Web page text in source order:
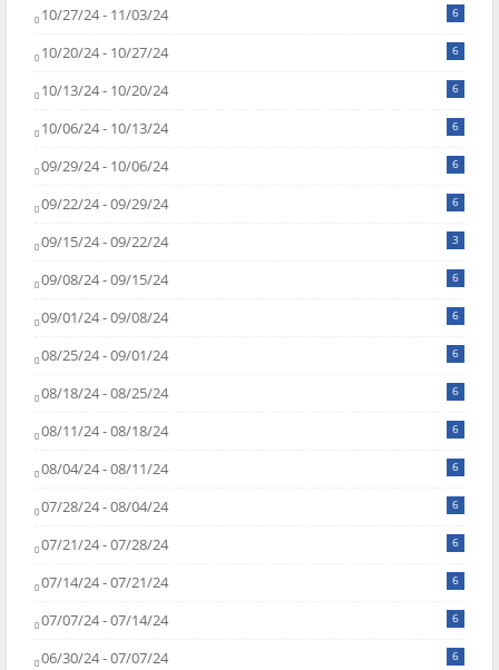
10/27/24 - 11/03/24 6
10/20/24 - 10/27/24 6
10/13/24 - 10/20/24 6
10/06/24 - 10/13/24 6
09/29/24 - 10/06/24 6
09/22/24 - 09/29/24 6
09/15/24 - 09/22/24 3
09/08/24 - 09/15/24 6
09/01/24 - 09/08/24 6
08/25/24 - 09/01/24 6
08/18/24 - 08/25/24 6
08/11/24 - 08/18/24 6
08/04/24 - 08/11/24 6
07/28/24 - 08/04/24 6
07/21/24 - 07/28/24 6
07/14/24 - 07/21/24 6
07/07/24 - 07/14/24 6
06/30/24 - 07/07/24 6